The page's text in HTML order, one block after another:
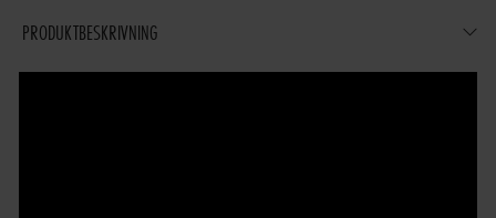
PRODUKTBESKRIVNING